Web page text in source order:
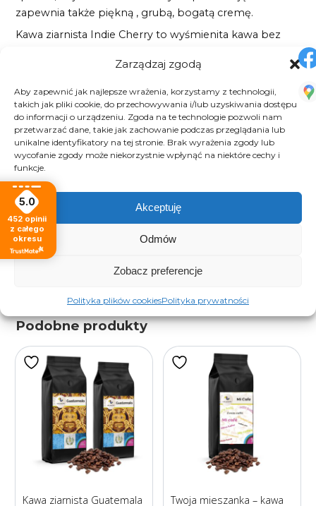
Zarządzaj zgodą
Aby zapewnić jak najlepsze wrażenia, korzystamy z technologii,
takich jak pliki cookie, do przechowywania i/lub uzyskiwania dostępu
do informacji o urządzeniu. Zgoda na te technologie pozwoli nam
przetwarzać dane, takie jak zachowanie podczas przeglądania lub
unikalne identyfikatory na tej stronie. Brak wyrażenia zgody lub
wycofanie zgody może niekorzystnie wpłynąć na niektóre cechy i
funkcje.
Akceptuję
Odmów
Zobacz preferencje
Polityka plików cookiesPolityka prywatności
zapewnia także piękną , grubą, bogatą cremę.
Kawa ziarnista Indie Cherry to wyśmienita kawa bez
Ziarna tej kawy to 100 % Robusta, które
wykorzystywane są zwykle do komponowania
mocniejszych mieszanek kaw ze względu na
dwukrotnie większą zawartość kofeiny niż w ziarnach
Arabiki. Ta kawa idealnie nadaje się do przygotowania
pobudzającej oraz energetyzującej porannej kawy.
Dodatkowo ziarna kawy są mocniej palone, co
skutkuje bardziej wyczuwalnymi nutami czekoladowo –
orzechowymi.
Polecana do intensywnego espresso i wyrazistych kaw
mlecznych.
Podobne produkty
Kawa ziarnista Guatemala
Twoja mieszanka – kawa
5.0
452 opinii
z całego
okresu